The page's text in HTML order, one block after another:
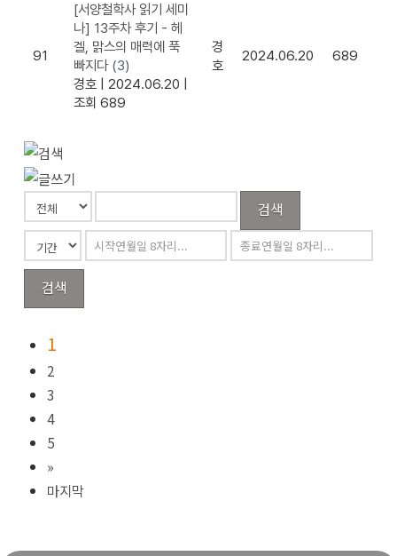
91
[서양철학사 읽기 세미
나] 13주차 후기 - 헤
겔, 맑스의 매력에 푹
빠지다 (3)
경호
2024.06.20
조회 689
경
호
2024.06.20 689
검색
검색
1
2
3
4
5
»
마지막